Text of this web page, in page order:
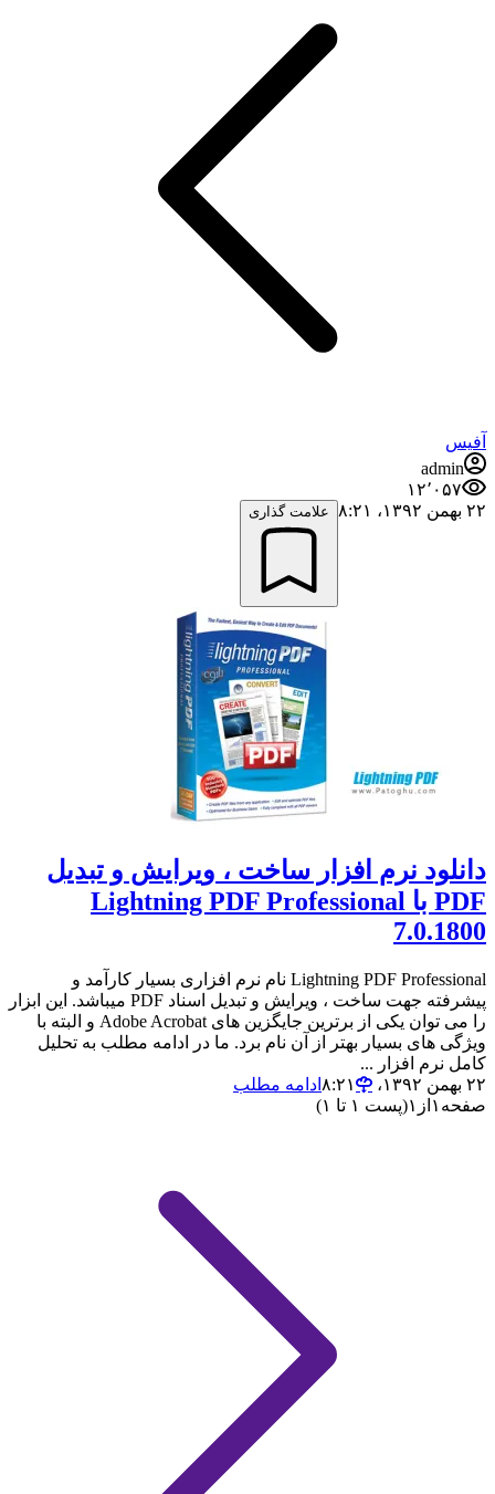
آفیس
admin
۱۲٬۰۵۷
۲۲ بهمن ۱۳۹۲،‏ ۸:۲۱
علامت گذاری
دانلود نرم افزار ساخت ، ویرایش و تبدیل
PDF با Lightning PDF Professional
7.0.1800
Lightning PDF Professional نام نرم افزاری بسیار کارآمد و
پیشرفته جهت ساخت ، ویرایش و تبدیل اسناد PDF میباشد. این ابزار
را می توان یکی از برترین جایگزین های Adobe Acrobat و البته با
ویژگی های بسیار بهتر از آن نام برد. ما در ادامه مطلب به تحلیل
کامل نرم افزار ...
۲۲ بهمن ۱۳۹۲،‏ ۸:۲۱
ادامه مطلب
صفحه ۱ از ۱(پست ۱ تا ۱)